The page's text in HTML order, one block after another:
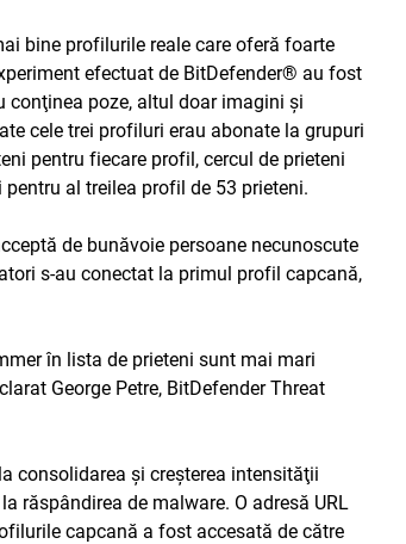
bine profilurile reale care oferă foarte
efectuat de BitDefender® au fost
conţinea poze, altul doar imagini şi
cele trei profiluri erau abonate la grupuri
pentru fiecare profil, cercul de prieteni
al treilea profil de 53 prieteni.
de bunăvoie persoane necunoscute
s-au conectat la primul profil capcană,
în lista de prieteni sunt mai mari
George Petre, BitDefender Threat
consolidarea şi creşterea intensităţii
răspândirea de malware. O adresă URL
capcană a fost accesată de către